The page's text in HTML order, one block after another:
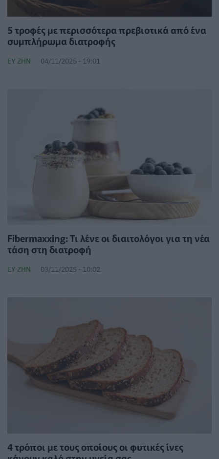
5 τροφές με περισσότερα πρεβιοτικά από ένα
συμπλήρωμα διατροφής
ΕΥ ΖΗΝ 04/11/2025 - 19:01
Fibermaxxing: Τι λένε οι διαιτολόγοι για τη νέα
τάση στη διατροφή
ΕΥ ΖΗΝ 03/11/2025 - 10:02
4 τρόποι με τους οποίους οι φυτικές ίνες